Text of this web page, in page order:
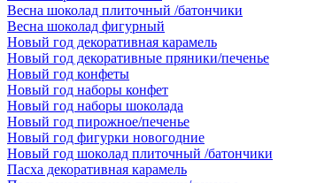
Весна шоколад плиточный /батончики
Весна шоколад фигурный
Новый год декоративная карамель
Новый год декоративные пряники/печенье
Новый год конфеты
Новый год наборы конфет
Новый год наборы шоколада
Новый год пирожное/печенье
Новый год фигурки новогодние
Новый год шоколад плиточный /батончики
Пасха декоративная карамель